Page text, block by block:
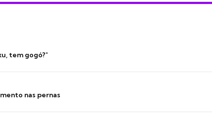
tem gogó?"
nas pernas